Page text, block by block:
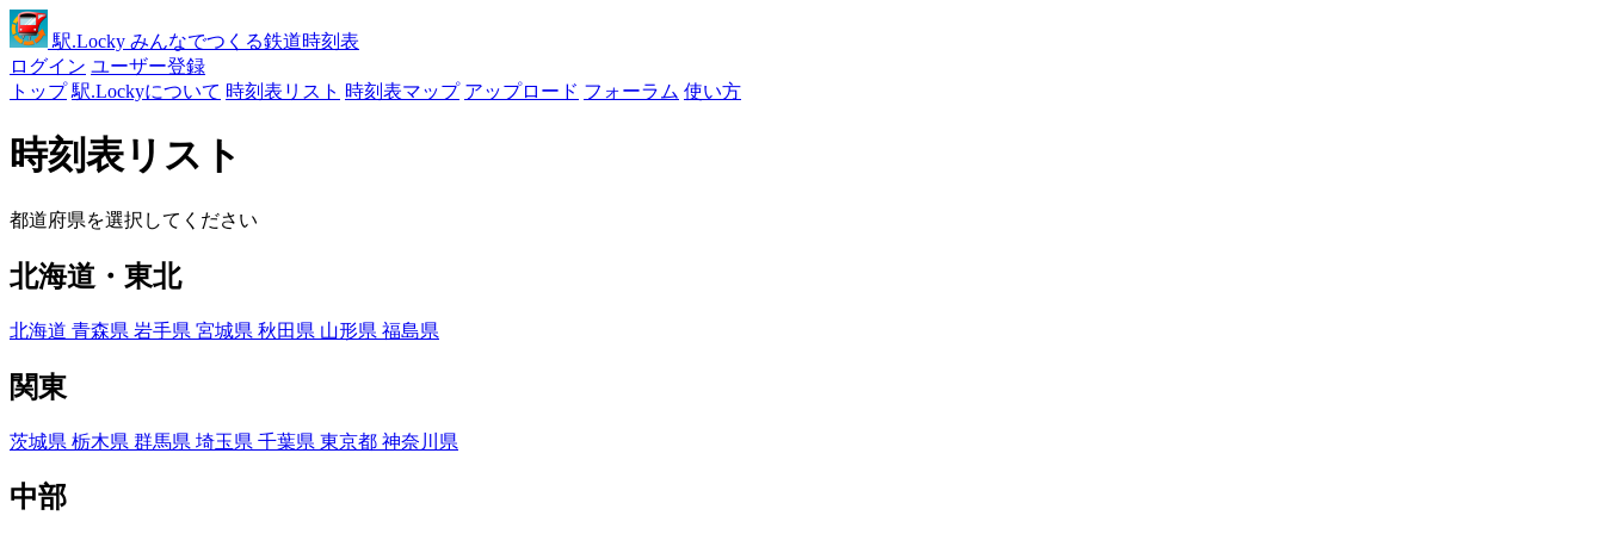
駅.Locky みんなでつくる鉄道時刻表
ログイン ユーザー登録
トップ 駅.Lockyについて 時刻表リスト 時刻表マップ アップロード フォーラム 使い方
時刻表リスト
都道府県を選択してください
北海道・東北
北海道 青森県 岩手県 宮城県 秋田県 山形県 福島県
関東
茨城県 栃木県 群馬県 埼玉県 千葉県 東京都 神奈川県
中部